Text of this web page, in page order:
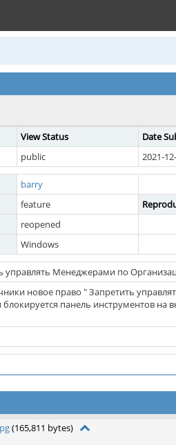
View Status Date
public 2021-
barry
feature
reopened
Windows
управлять Менеджерами по
новое право " Запретить
панель инструментов
(165,811 bytes)